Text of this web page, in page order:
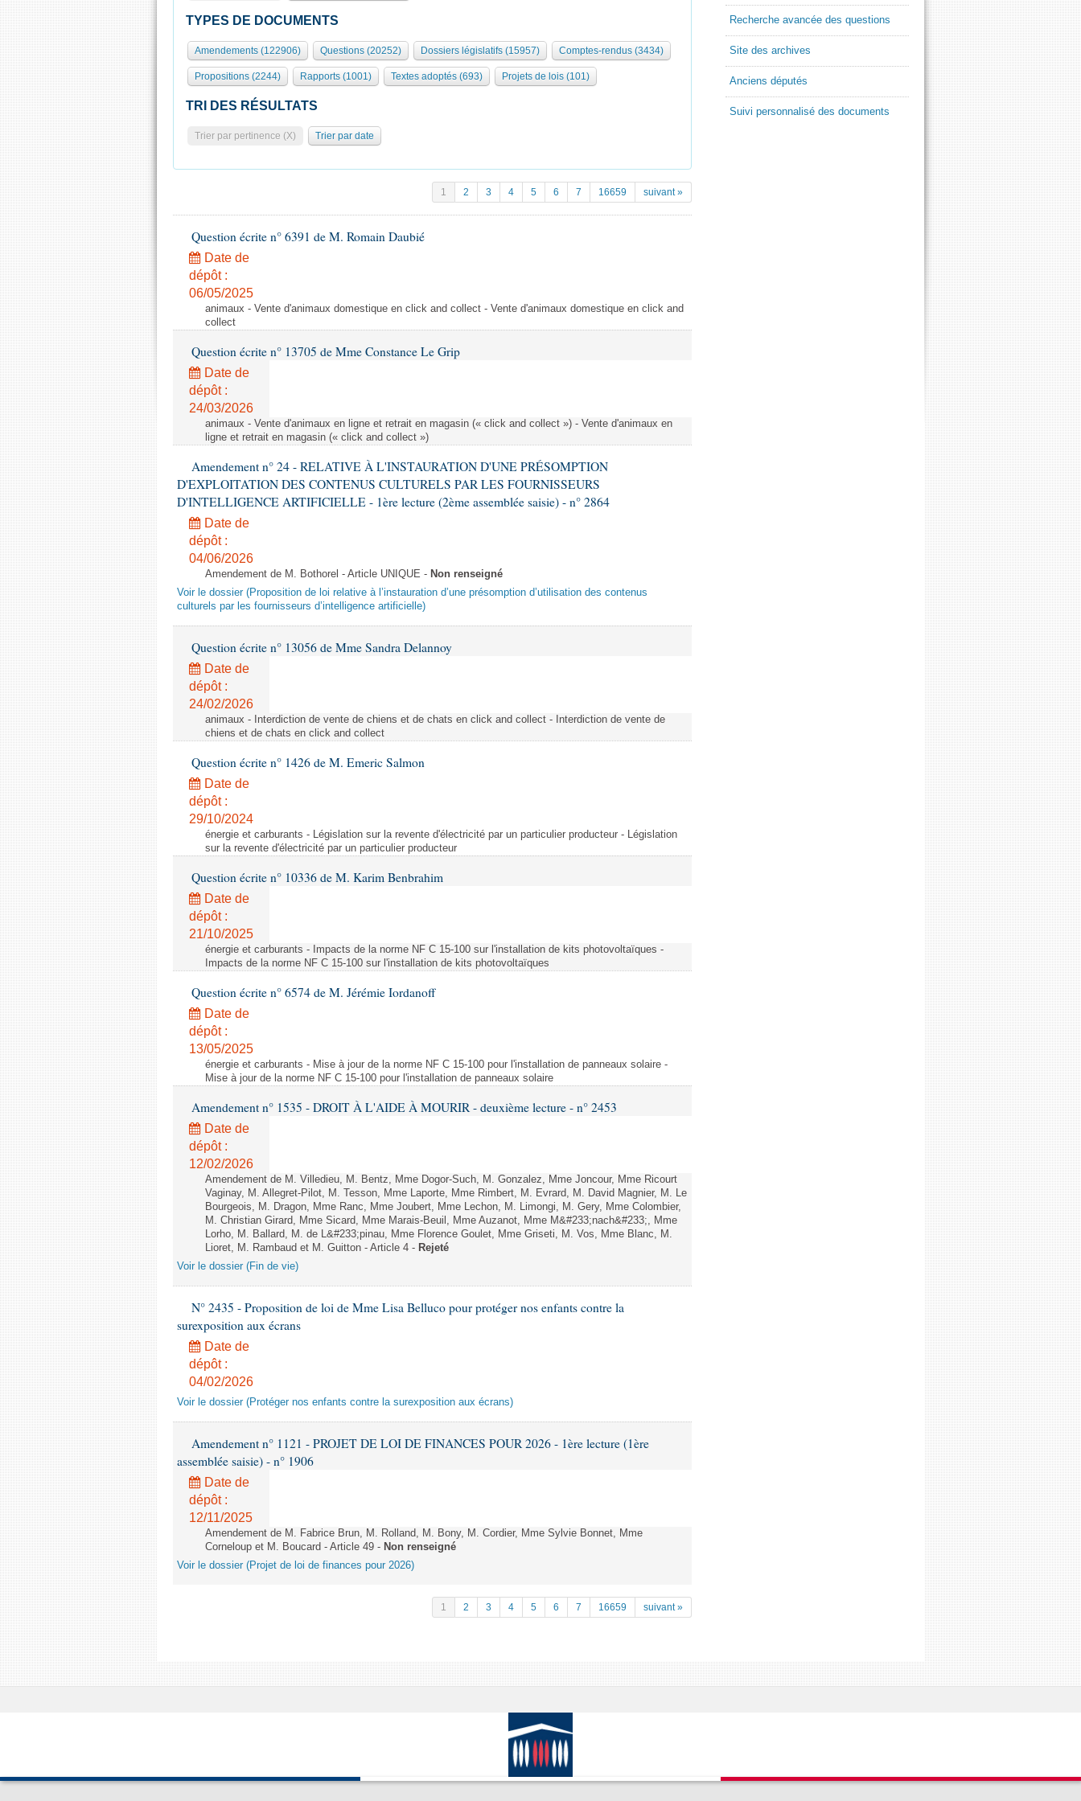
TYPES DE DOCUMENTS
Amendements (122906) Questions (20252) Dossiers législatifs (15957) Comptes-rendus (3434)
Propositions (2244) Rapports (1001) Textes adoptés (693) Projets de lois (101)
TRI DES RÉSULTATS
Trier par pertinence (X) Trier par date
1 2 3 4 5 6 7 16659 suivant »
Question écrite n° 6391 de M. Romain Daubié
Date de
dépôt :
06/05/2025
animaux - Vente d'animaux domestique en click and collect - Vente d'animaux domestique en click and
collect
Question écrite n° 13705 de Mme Constance Le Grip
Date de
dépôt :
24/03/2026
animaux - Vente d'animaux en ligne et retrait en magasin (« click and collect ») - Vente d'animaux en
ligne et retrait en magasin (« click and collect »)
Amendement n° 24 - RELATIVE À L'INSTAURATION D'UNE PRÉSOMPTION
D'EXPLOITATION DES CONTENUS CULTURELS PAR LES FOURNISSEURS
D'INTELLIGENCE ARTIFICIELLE - 1ère lecture (2ème assemblée saisie) - n° 2864
Date de
dépôt :
04/06/2026
Amendement de M. Bothorel - Article UNIQUE - Non renseigné
Voir le dossier (Proposition de loi relative à l’instauration d’une présomption d’utilisation des contenus
culturels par les fournisseurs d’intelligence artificielle)
Question écrite n° 13056 de Mme Sandra Delannoy
Date de
dépôt :
24/02/2026
animaux - Interdiction de vente de chiens et de chats en click and collect - Interdiction de vente de
chiens et de chats en click and collect
Question écrite n° 1426 de M. Emeric Salmon
Date de
dépôt :
29/10/2024
énergie et carburants - Législation sur la revente d'électricité par un particulier producteur - Législation
sur la revente d'électricité par un particulier producteur
Question écrite n° 10336 de M. Karim Benbrahim
Date de
dépôt :
21/10/2025
énergie et carburants - Impacts de la norme NF C 15-100 sur l'installation de kits photovoltaïques -
Impacts de la norme NF C 15-100 sur l'installation de kits photovoltaïques
Question écrite n° 6574 de M. Jérémie Iordanoff
Date de
dépôt :
13/05/2025
énergie et carburants - Mise à jour de la norme NF C 15-100 pour l'installation de panneaux solaire -
Mise à jour de la norme NF C 15-100 pour l'installation de panneaux solaire
Amendement n° 1535 - DROIT À L'AIDE À MOURIR - deuxième lecture - n° 2453
Date de
dépôt :
12/02/2026
Amendement de M. Villedieu, M. Bentz, Mme Dogor-Such, M. Gonzalez, Mme Joncour, Mme Ricourt
Vaginay, M. Allegret-Pilot, M. Tesson, Mme Laporte, Mme Rimbert, M. Evrard, M. David Magnier, M. Le
Bourgeois, M. Dragon, Mme Ranc, Mme Joubert, Mme Lechon, M. Limongi, M. Gery, Mme Colombier,
M. Christian Girard, Mme Sicard, Mme Marais-Beuil, Mme Auzanot, Mme M&#233;nach&#233;, Mme
Lorho, M. Ballard, M. de L&#233;pinau, Mme Florence Goulet, Mme Griseti, M. Vos, Mme Blanc, M.
Lioret, M. Rambaud et M. Guitton - Article 4 - Rejeté
Voir le dossier (Fin de vie)
N° 2435 - Proposition de loi de Mme Lisa Belluco pour protéger nos enfants contre la
surexposition aux écrans
Date de
dépôt :
04/02/2026
Voir le dossier (Protéger nos enfants contre la surexposition aux écrans)
Amendement n° 1121 - PROJET DE LOI DE FINANCES POUR 2026 - 1ère lecture (1ère
assemblée saisie) - n° 1906
Date de
dépôt :
12/11/2025
Amendement de M. Fabrice Brun, M. Rolland, M. Bony, M. Cordier, Mme Sylvie Bonnet, Mme
Corneloup et M. Boucard - Article 49 - Non renseigné
Voir le dossier (Projet de loi de finances pour 2026)
1 2 3 4 5 6 7 16659 suivant »
Recherche avancée des questions
Site des archives
Anciens députés
Suivi personnalisé des documents